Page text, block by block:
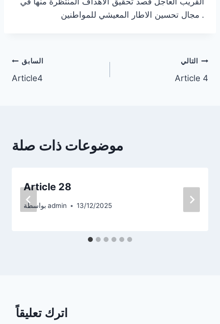
مجال تحسين الاطار المعيشي للمواطنين .
تصفّح
المقالات
السابق
Article4
التالي
Article 4
موضوعات ذات صلة
Article 28
بواسطة admin 13/12/2025
اترك تعليقاً